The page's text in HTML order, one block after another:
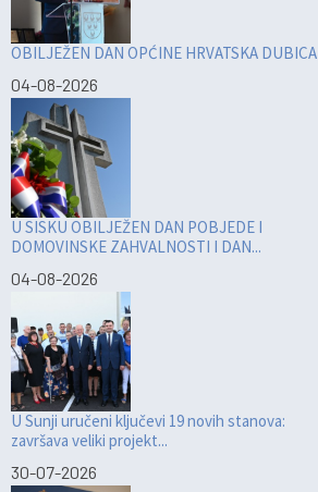
OBILJEŽEN DAN OPĆINE HRVATSKA DUBICA
04-08-2026
U SISKU OBILJEŽEN DAN POBJEDE I
DOMOVINSKE ZAHVALNOSTI I DAN...
04-08-2026
U Sunji uručeni ključevi 19 novih stanova:
završava veliki projekt...
30-07-2026